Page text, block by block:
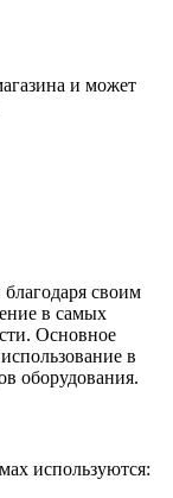
и может
своим
в самых
Основное
в
оборудования.
используются: